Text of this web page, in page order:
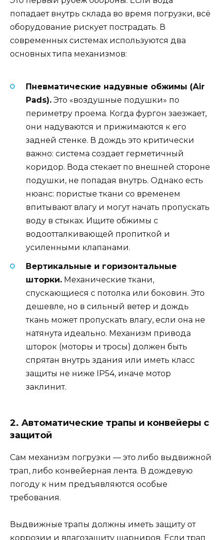
попадает внутрь склада во время погрузки, всё
оборудование рискует пострадать. В
современных системах используются два
основных типа механизмов:
Пневматические надувные обжимы (Air
Pads). Это «воздушные подушки» по
периметру проема. Когда фургон заезжает,
они надуваются и прижимаются к его
задней стенке. В дождь это критически
важно: система создает герметичный
коридор. Вода стекает по внешней стороне
подушки, не попадая внутрь. Однако есть
нюанс: пористые ткани со временем
впитывают влагу и могут начать пропускать
воду в стыках. Ищите обжимы с
водоотталкивающей пропиткой и
усиленными клапанами.
Вертикальные и горизонтальные
шторки. Механические ткани,
спускающиеся с потолка или боковин. Это
дешевле, но в сильный ветер и дождь
ткань может пропускать влагу, если она не
натянута идеально. Механизм привода
шторок (моторы и тросы) должен быть
спрятан внутрь здания или иметь класс
защиты не ниже IP54, иначе мотор
заклинит.
2. Автоматические трапы и конвейеры с
защитой
Сам механизм погрузки — это либо выдвижной
трап, либо конвейерная лента. В дождевую
погоду к ним предъявляются особые
требования.
Выдвижные трапы должны иметь защиту от
коррозии и влагозащиту шарниров. Если трап